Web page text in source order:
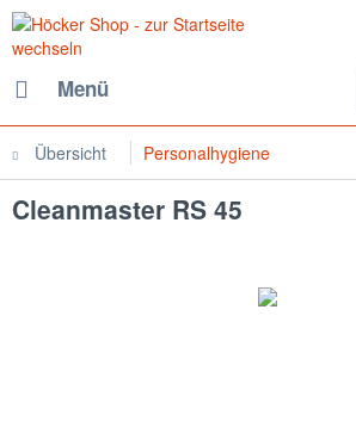
Menü
Übersicht Personalhygiene
Cleanmaster RS 45